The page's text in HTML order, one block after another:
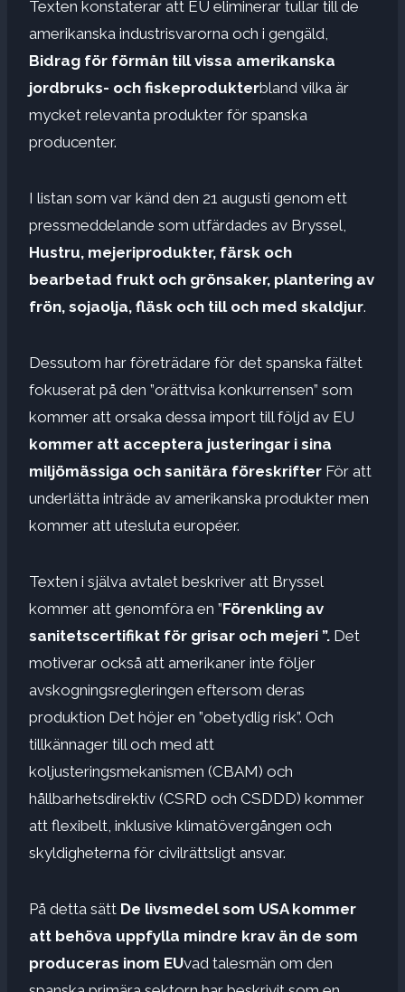
Texten konstaterar att EU eliminerar tullar till de
amerikanska industrisvarorna och i gengäld,
Bidrag för förmån till vissa amerikanska
jordbruks- och fiskeprodukterbland vilka är
mycket relevanta produkter för spanska
producenter.
I listan som var känd den 21 augusti genom ett
pressmeddelande som utfärdades av Bryssel,
Hustru, mejeriprodukter, färsk och
bearbetad frukt och grönsaker, plantering av
frön, sojaolja, fläsk och till och med skaldjur.
Dessutom har företrädare för det spanska fältet
fokuserat på den ”orättvisa konkurrensen” som
kommer att orsaka dessa import till följd av EU
kommer att acceptera justeringar i sina
miljömässiga och sanitära föreskrifter För att
underlätta inträde av amerikanska produkter men
kommer att utesluta européer.
Texten i själva avtalet beskriver att Bryssel
kommer att genomföra en ”Förenkling av
sanitetscertifikat för grisar och mejeri ”. Det
motiverar också att amerikaner inte följer
avskogningsregleringen eftersom deras
produktion Det höjer en ”obetydlig risk”. Och
tillkännager till och med att
koljusteringsmekanismen (CBAM) och
hållbarhetsdirektiv (CSRD och CSDDD) kommer
att flexibelt, inklusive klimatövergången och
skyldigheterna för civilrättsligt ansvar.
På detta sätt De livsmedel som USA kommer
att behöva uppfylla mindre krav än de som
produceras inom EUvad talesmän om den